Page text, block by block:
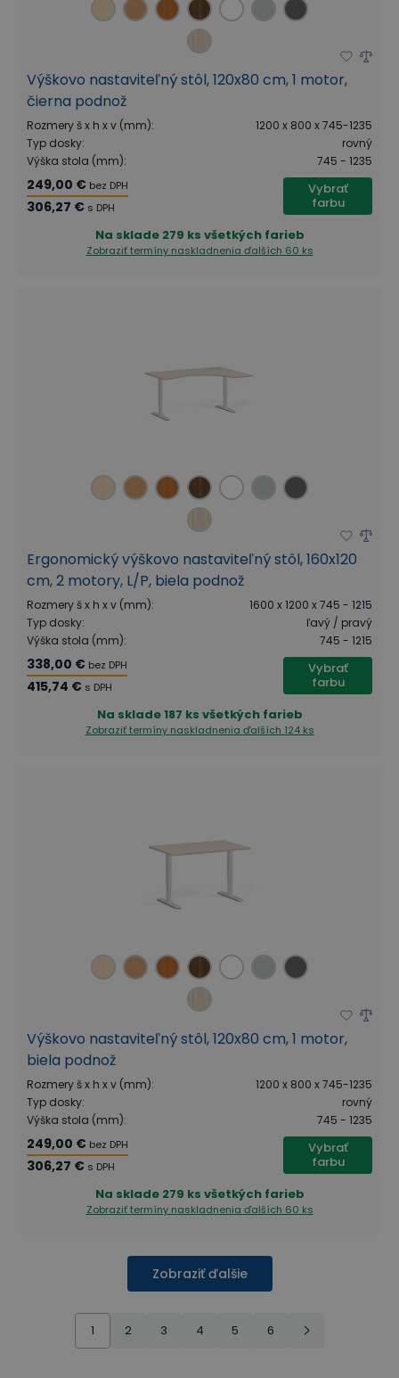
Výškovo nastaviteľný stôl, 120x80 cm, 1 motor,
čierna podnož
Rozmery š x h x v (mm):
1200 x 800 x 745-1235
Typ dosky:
rovný
Výška stola (mm): 745 - 1235
249,00 € bez DPH
306,27 € s DPH
Vybrať
farbu
Na sklade 279 ks všetkých farieb
Zobraziť termíny naskladnenia ďalších 60 ks
Ergonomický výškovo nastaviteľný stôl, 160x120
cm, 2 motory, L/P, biela podnož
Rozmery š x h x v (mm):
1600 x 1200 x 745 - 1215
Typ dosky:
ľavý / pravý
Výška stola (mm): 745 - 1215
338,00 € bez DPH
415,74 € s DPH
Vybrať
farbu
Na sklade187 ks všetkých farieb
Zobraziť termíny naskladnenia ďalších 124 ks
Výškovo nastaviteľný stôl, 120x80 cm, 1 motor,
biela podnož
Rozmery š x h x v (mm):
1200 x 800 x 745-1235
Typ dosky:
rovný
Výška stola (mm): 745 - 1235
249,00 € bez DPH
306,27 € s DPH
Vybrať
farbu
Na sklade 279 ks všetkých farieb
Zobraziť termíny naskladnenia ďalších 60 ks
Zobraziť ďalšie
1 2 3 4 5 6